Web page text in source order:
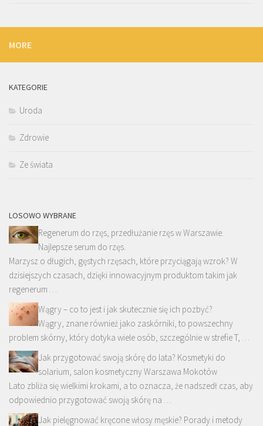
MORE
KATEGORIE
Uroda
Zdrowie
Ze świata
LOSOWO WYBRANE
Regenerum do rzęs, przedłużanie rzęs w Warszawie.
Najlepsze serum do rzęs.
Marzysz o długich, gęstych rzęsach, które przyciągają wzrok? W
dzisiejszych czasach, dzięki innowacyjnym produktom takim jak
regenerum …
Wągry – co to jest i jak skutecznie się ich pozbyć?
Wągry, znane również jako zaskórniki, to powszechny
problem skórny, który dotyka wiele osób, szczególnie w strefie T, …
Jak przygotować swoją skórę do lata? Kosmetyki do
solarium, salon kosmetyczny Warszawa Mokotów
Lato zbliża się wielkimi krokami, a to oznacza, że nadszedł czas, aby
odpowiednio przygotować swoją skórę na …
Jak pielęgnować kręcone włosy męskie? Porady i metody